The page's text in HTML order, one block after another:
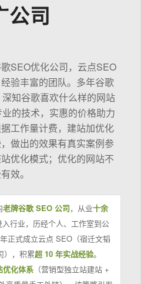
公司
SEO优化公司，云点SEO
验丰富的团队。多年谷歌
知谷歌喜欢什么样的网站
的技术，实惠的价格助力
工作量计费，建站加优化
做出的效果有真实案例参
优化模式；优化的网站不
效。
老牌谷歌 SEO 公司，从业十余
行业，历经个人、工作室到公
正式成立云点 SEO（宿迁文韬
），积累超 10 年实战经验。
优化体系（营销型独立站建站 +